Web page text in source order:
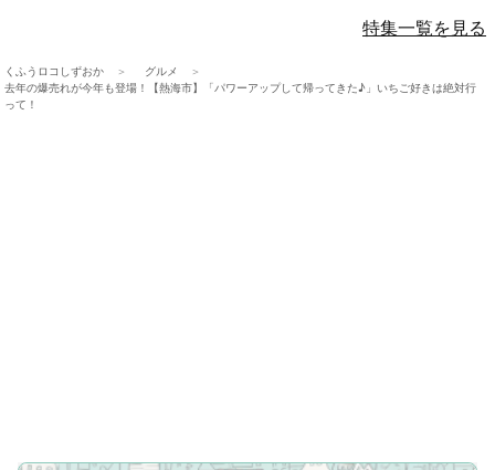
特集一覧を見る
くふうロコしずおか
グルメ
去年の爆売れが今年も登場！【熱海市】「パワーアップして帰ってきた♪」いちご好きは絶対行
って！